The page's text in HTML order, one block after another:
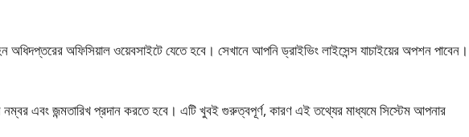
অধিদপ্তরের অফিসিয়াল ওয়েবসাইটে যেতে হবে। সেখানে আপনি ড্রাইভিং লাইসেন্স যাচাইয়ের অপশন পাবেন।
এবং জন্মতারিখ প্রদান করতে হবে। এটি খুবই গুরুত্বপূর্ণ, কারণ এই তথ্যের মাধ্যমে সিস্টেম আপনার